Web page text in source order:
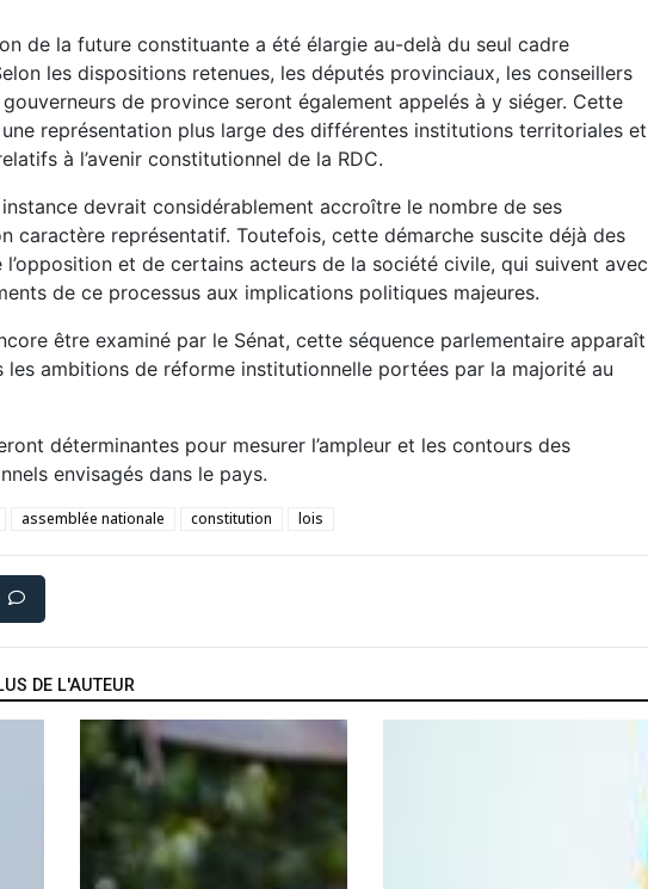
de la future constituante a été élargie au-delà du seul cadre
les dispositions retenues, les députés provinciaux, les conseillers
de province seront également appelés à y siéger. Cette
représentation plus large des différentes institutions territoriales et
à l’avenir constitutionnel de la RDC.
instance devrait considérablement accroître le nombre de ses
caractère représentatif. Toutefois, cette démarche suscite déjà des
et de certains acteurs de la société civile, qui suivent avec
de ce processus aux implications politiques majeures.
être examiné par le Sénat, cette séquence parlementaire apparaît
les ambitions de réforme institutionnelle portées par la majorité au
déterminantes pour mesurer l’ampleur et les contours des
envisagés dans le pays.
assemblée nationale constitution lois
DE L'AUTEUR